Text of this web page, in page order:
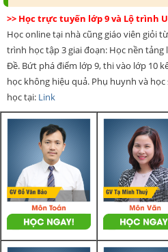
>> Học trực tuyến lớp 9 và Lộ trình
Học online tại nhà cũng giáo viên giỏi
trình học tập 3 giai đoạn: Học nền tảng
Đề. Bứt phá điểm lớp 9, thi vào lớp 10
học không hiệu quả. Phụ huynh và
học tại: Link